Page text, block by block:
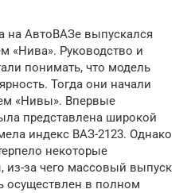
на АвтоВАЗе выпускался
«Нива». Руководство и
понимать, что модель
Тогда они начали
«Нивы». Впервые
представлена широкой
индекс ВАЗ-2123. Однако
некоторые
за чего массовый выпуск
осуществлен в полном